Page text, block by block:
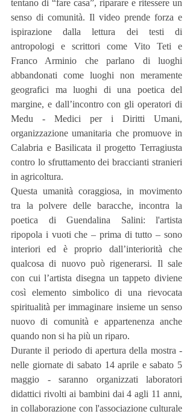
tentano di “fare casa”, riparare e ritessere un
senso di comunità. Il video prende forza e
ispirazione dalla lettura dei testi di
antropologi e scrittori come Vito Teti e
Franco Arminio che parlano di luoghi
abbandonati come luoghi non meramente
geografici ma luoghi di una poetica del
margine, e dall’incontro con gli operatori di
Medu - Medici per i Diritti Umani,
organizzazione umanitaria che promuove in
Calabria e Basilicata il progetto Terragiusta
contro lo sfruttamento dei braccianti stranieri
in agricoltura.
Questa umanità coraggiosa, in movimento
tra la polvere delle baracche, incontra la
poetica di Guendalina Salini: l'artista
ripopola i vuoti che – prima di tutto – sono
interiori ed è proprio dall’interiorità che
qualcosa di nuovo può rigenerarsi. Il sale
con cui l’artista disegna un tappeto diviene
così elemento simbolico di una rievocata
spiritualità per immaginare insieme un senso
nuovo di comunità e appartenenza anche
quando non si ha più un riparo.
Durante il periodo di apertura della mostra -
nelle giornate di sabato 14 aprile e sabato 5
maggio - saranno organizzati laboratori
didattici rivolti ai bambini dai 4 agli 11 anni,
in collaborazione con l'associazione culturale